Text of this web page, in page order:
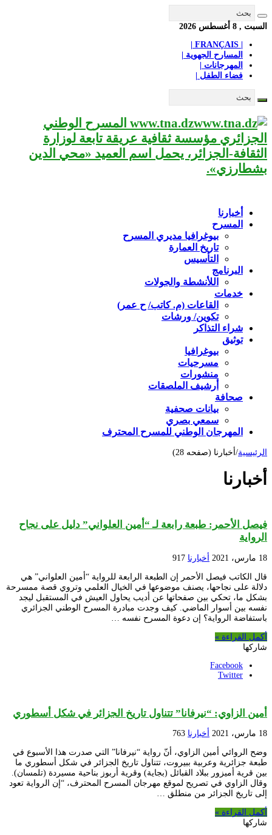
السبت , 8 أغسطس 2026
المسارح الجهوية |
المهرجانات |
فضاء الطفل |
www.tna.dz المسرح الوطني
الجزائري مؤسسة ثقافية عريقة تابعة لوزارة
الثقافة-الجزائر، يحمل اسم العميد «محي الدين
بشطارزي».
أخبارنا
المسرح
بيوغرافيا مديري المسرح
تاريخ العمارة
التأسيس
البرنامج
اللأنشطة والجولات
خدمات
القاعات (م. كاتب/ ح عمر)
تكوين/ ورشات
شراء التذاكر
توثيق
بيوغرافيا
مسرحيات
منشورات
أرشيف الملصقات
صحافة
بيانات صحفية
سمعي بصري
المهرجان الوطني للمسرح المحترف
الرئيسية/ أخبارنا (صفحه 28)
أخبارنا
فيصل الأحمر: طبعة رابعة لـ “أمين العلواني” دليل على نجاح
الرواية
18 مارس، 2021 أخبارنا 917
قال الكاتب فيصل الأحمر إن الطبعة الرابعة للرواية “أمين العلواني” هي
دلالة على نجاحها، يصنف موضوعها في الخيال العلمي وتروي قصة ممسرحة
بشكل ما، تحكي بين صفحاتها عن أديب يحاول العيش في المستقبل ليجد
نفسه بين أسوار الماضي. كيف وجدت مبادرة المسرح الوطني الجزائري
باستفاضة الرواية؟ إن دعوة المسرح نفسه …
أكمل القراءة »
شاركها
Facebook
Twitter
أمين الزاوي: “نيرفانا” تتناول تاريخ الجزائر في شكل أسطوري
18 مارس، 2021 أخبارنا 763
وضح الروائي أمين الزاوي، أنّ رواية “نيرفانا” التي صدرت هذا الأسبوع في
طبعة جزائرية وعربية ببيروت، تتناول تاريخ الجزائر في شكل أسطوري ما
بين قرية أميزور ببلاد القبائل (بجاية) وقرية أربوز بناحية مسيردة (تلمسان).
وقال الزاوي في تصريح لموقع مهرجان المسرح المحترف، “إن الرواية تعود
إلى تاريخ الجزائر من منطلق …
أكمل القراءة »
شاركها